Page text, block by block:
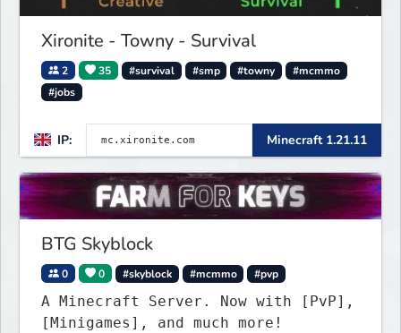
Xironite - Towny - Survival
2 35 #survival #smp #towny
#mcmmo
#jobs
IP: Minecraft 1.21.11
BTG Skyblock
0 0 #skyblock #mcmmo #pvp
A Minecraft Server. Now with [PvP],
[Minigames], and much more!